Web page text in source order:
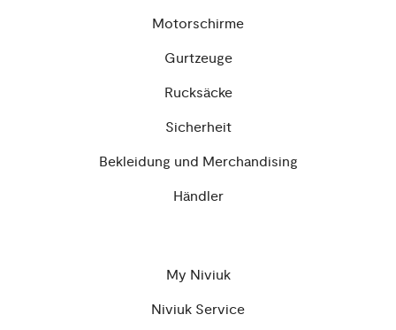
Motorschirme
Gurtzeuge
Rucksäcke
Sicherheit
Bekleidung und Merchandising
Händler
My Niviuk
Niviuk Service